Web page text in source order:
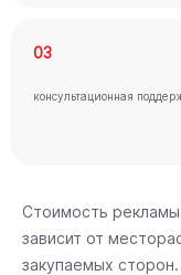
03
консультационная
Стоимость рекламы
зависит от
закупаемых сторон.